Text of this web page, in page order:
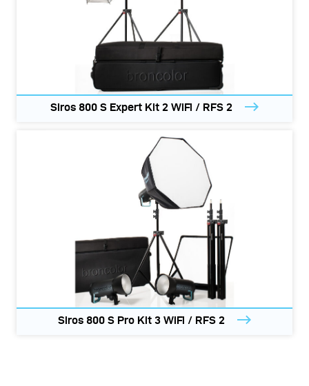
Siros 800 S Expert Kit 2 WiFi / RFS 2
Siros 800 S Pro Kit 3 WiFi / RFS 2